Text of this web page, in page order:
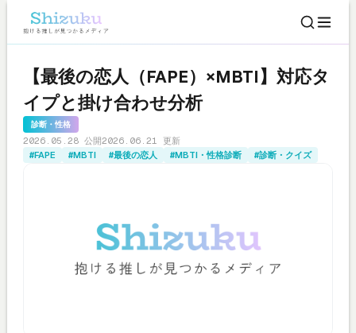
【最後の恋人（FAPE）×MBTI】対応タ
イプと掛け合わせ分析
診断・性格
2026.05.28 公開2026.06.21 更新
#FAPE
#MBTI #最後の恋人 #MBTI・性格診断 #診断・クイズ